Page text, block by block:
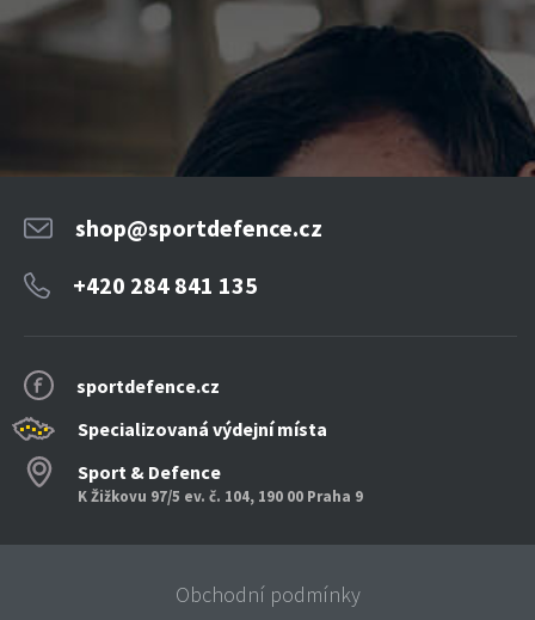
sportdefence.cz
Specializovaná výdejní místa
Sport & Defence
K Žižkovu 97/5 ev. č. 104, 190 00 Praha 9
shop@sportdefence.cz
+420 284 841 135
Obchodní podmínky